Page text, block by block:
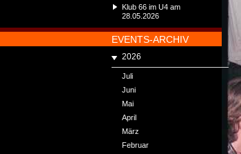
Klub 66 im U4 am
28.05.2026
EVENTS-ARCHIV
2026
Juli
Juni
Mai
April
März
Februar